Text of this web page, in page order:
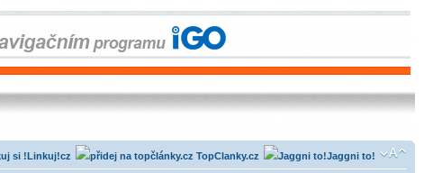
Jaggni to!
TopClanky.cz
Linkuj!cz